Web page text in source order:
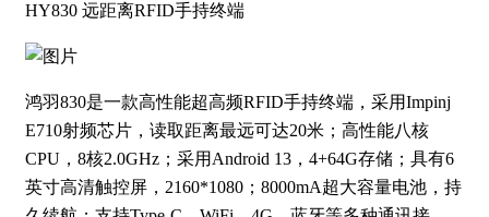
HY830 远距离RFID手持终端
鸿羽830是一款高性能超高频RFID手持终端，采用Impinj
E710射频芯片，读取距离最远可达20米；高性能八核
CPU，8核2.0GHz；采用Android 13，4+64G存储；具有6
英寸高清触控屏，2160*1080；8000mA超大容量电池，持